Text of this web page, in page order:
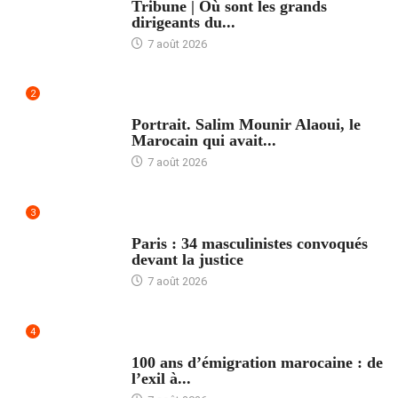
Tribune | Où sont les grands
dirigeants du...
7 août 2026
2
Portrait. Salim Mounir Alaoui, le
Marocain qui avait...
7 août 2026
3
Paris : 34 masculinistes convoqués
devant la justice
7 août 2026
4
100 ans d’émigration marocaine : de
l’exil à...